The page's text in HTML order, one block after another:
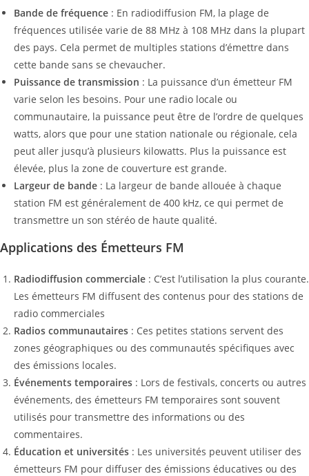
Bande de fréquence : En radiodiffusion FM, la plage de
fréquences utilisée varie de 88 MHz à 108 MHz dans la plupart
des pays. Cela permet de multiples stations d’émettre dans
cette bande sans se chevaucher.
Puissance de transmission : La puissance d’un émetteur FM
varie selon les besoins. Pour une radio locale ou
communautaire, la puissance peut être de l’ordre de quelques
watts, alors que pour une station nationale ou régionale, cela
peut aller jusqu’à plusieurs kilowatts. Plus la puissance est
élevée, plus la zone de couverture est grande.
Largeur de bande : La largeur de bande allouée à chaque
station FM est généralement de 400 kHz, ce qui permet de
transmettre un son stéréo de haute qualité.
Applications des Émetteurs FM
Radiodiffusion commerciale : C’est l’utilisation la plus courante.
Les émetteurs FM diffusent des contenus pour des stations de
radio commerciales
Radios communautaires : Ces petites stations servent des
zones géographiques ou des communautés spécifiques avec
des émissions locales.
Événements temporaires : Lors de festivals, concerts ou autres
événements, des émetteurs FM temporaires sont souvent
utilisés pour transmettre des informations ou des
commentaires.
Éducation et universités : Les universités peuvent utiliser des
émetteurs FM pour diffuser des émissions éducatives ou des